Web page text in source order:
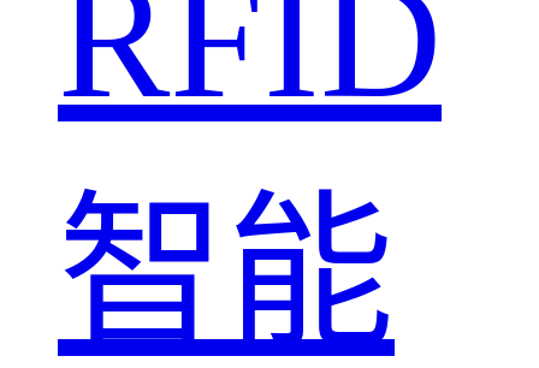
RFID
智能